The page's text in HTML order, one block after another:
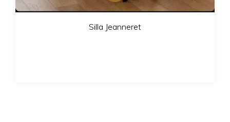
Silla Jeanneret